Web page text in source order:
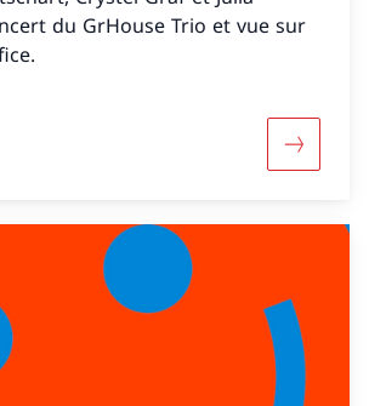
du GrHouse Trio et vue sur